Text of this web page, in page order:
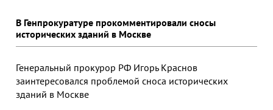
В Генпрокуратуре прокомментировали сносы
исторических зданий в Москве
Генеральный прокурор РФ Игорь Краснов
заинтересовался проблемой сноса исторических
зданий в Москве